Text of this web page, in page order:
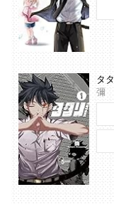
タ
彌